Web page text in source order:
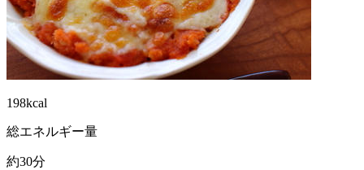
198kcal
総エネルギー量
約30分